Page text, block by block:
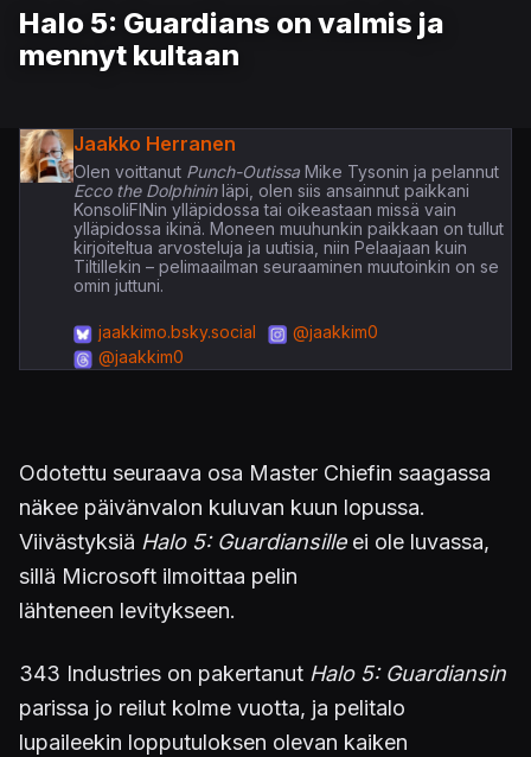
Halo 5: Guardians on valmis ja
mennyt kultaan
Jaakko Herranen
Olen voittanutPunch-OutissaMike Tysonin ja pelannut
Ecco the Dolphininläpi, olen siis ansainnut paikkani
KonsoliFINin ylläpidossa tai oikeastaan missä vain
ylläpidossa ikinä. Moneen muuhunkin paikkaan on tullut
kirjoiteltua arvosteluja ja uutisia, niin Pelaajaan kuin
Tiltillekin – pelimaailman seuraaminen muutoinkin on se
omin juttuni.
jaakkimo.bsky.social
@jaakkim0
@jaakkim0
Odotettu seuraava osa Master Chiefin saagassa
näkee päivänvalon kuluvan kuun lopussa.
Viivästyksiä Halo 5: Guardiansilleei ole luvassa,
sillä Microsoft ilmoittaa pelin
lähteneen levitykseen.
343 Industries on pakertanut Halo 5: Guardiansin
parissa jo reilut kolme vuotta, ja pelitalo
lupaileekin lopputuloksen olevan kaiken